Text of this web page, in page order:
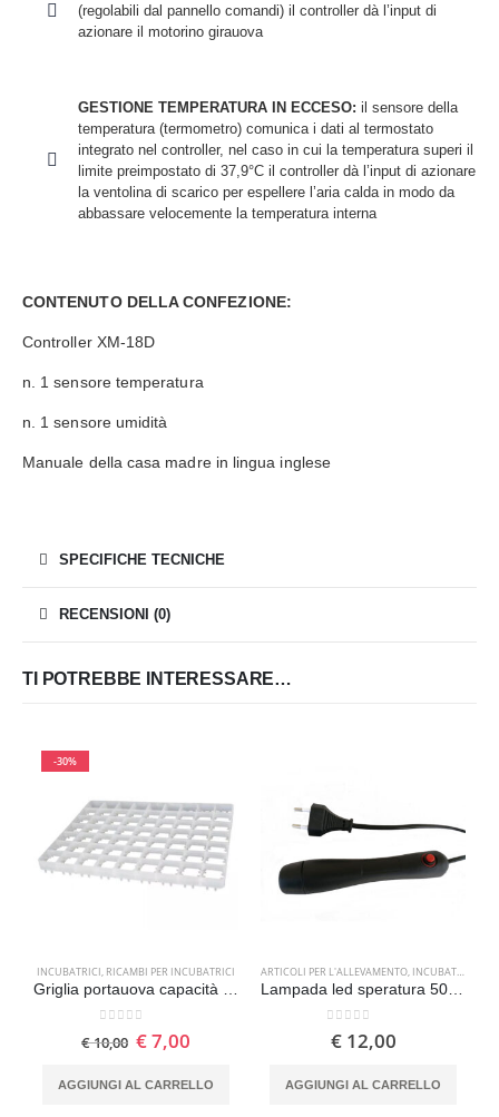
(regolabili dal pannello comandi) il controller dà l’input di
azionare il motorino girauova
GESTIONE TEMPERATURA IN ECCESO: il sensore della
temperatura (termometro) comunica i dati al termostato
integrato nel controller, nel caso in cui la temperatura superi il
limite preimpostato di 37,9°C il controller dà l’input di azionare
la ventolina di scarico per espellere l’aria calda in modo da
abbassare velocemente la temperatura interna
CONTENUTO DELLA CONFEZIONE:
Controller XM-18D
n. 1 sensore temperatura
n. 1 sensore umidità
Manuale della casa madre in lingua inglese
SPECIFICHE TECNICHE
RECENSIONI (0)
TI POTREBBE INTERESSARE…
-30%
INCUBATRICI, RICAMBI PER INCUBATRICI
Griglia portauova capacità 63 Uova di anatra tacchina
Su 5
€10,00 €7,00
AGGIUNGI AL CARRELLO
ARTICOLI PER L'ALLEVAMENTO, INCUBATRICI
Lampada led speratura 500 lumen alimentazione 220V
0Su 5
€12,00
AGGIUNGI AL CARRELLO